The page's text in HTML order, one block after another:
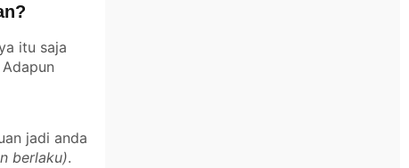
itu saja
jadi anda
berlaku).